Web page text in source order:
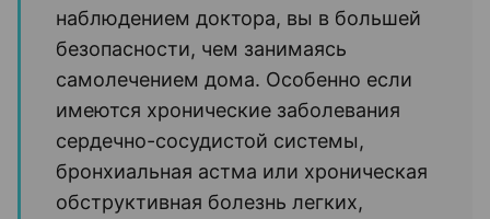
наблюдением доктора, вы в большей
безопасности, чем занимаясь
самолечением дома. Особенно если
имеются хронические заболевания
сердечно-сосудистой системы,
бронхиальная астма или хроническая
обструктивная болезнь легких,